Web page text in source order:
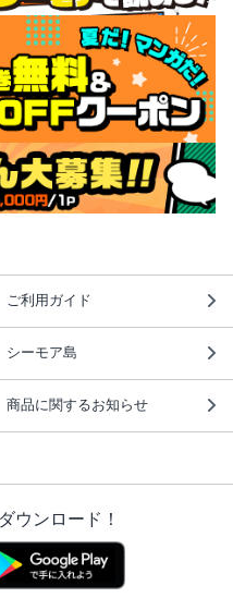
ご利用ガイド
シーモア島
商品に関するお知らせ
ウンロード！